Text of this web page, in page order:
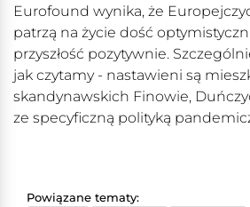
Eurofound wynika, że
patrzą na życie dość
przyszłość pozytywnie.
jak czytamy - nastawieni są
skandynawskich Finowie,
ze specyficzną polityką
Powiązane tematy: